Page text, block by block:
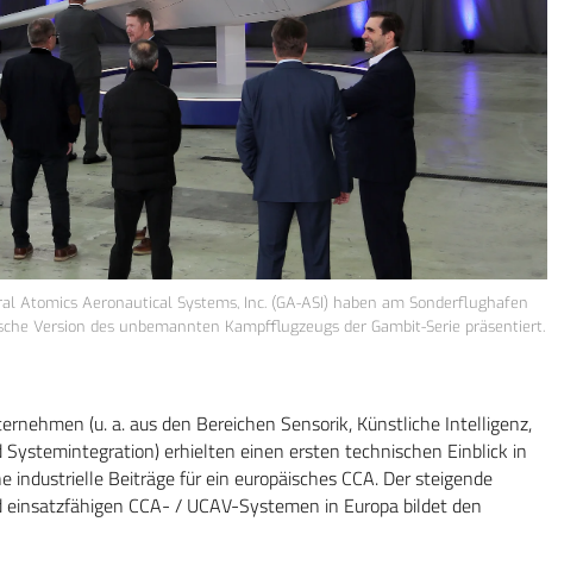
Atomics Aeronautical Systems, Inc. (GA-ASI) haben am Sonderflughafen
Version des unbemannten Kampfflugzeugs der Gambit-Serie präsentiert.
(u. a. aus den Bereichen Sensorik, Künstliche Intelligenz,
erhielten einen ersten technischen Einblick in
Beiträge für ein europäisches CCA. Der steigende
CCA- / UCAV-Systemen in Europa bildet den